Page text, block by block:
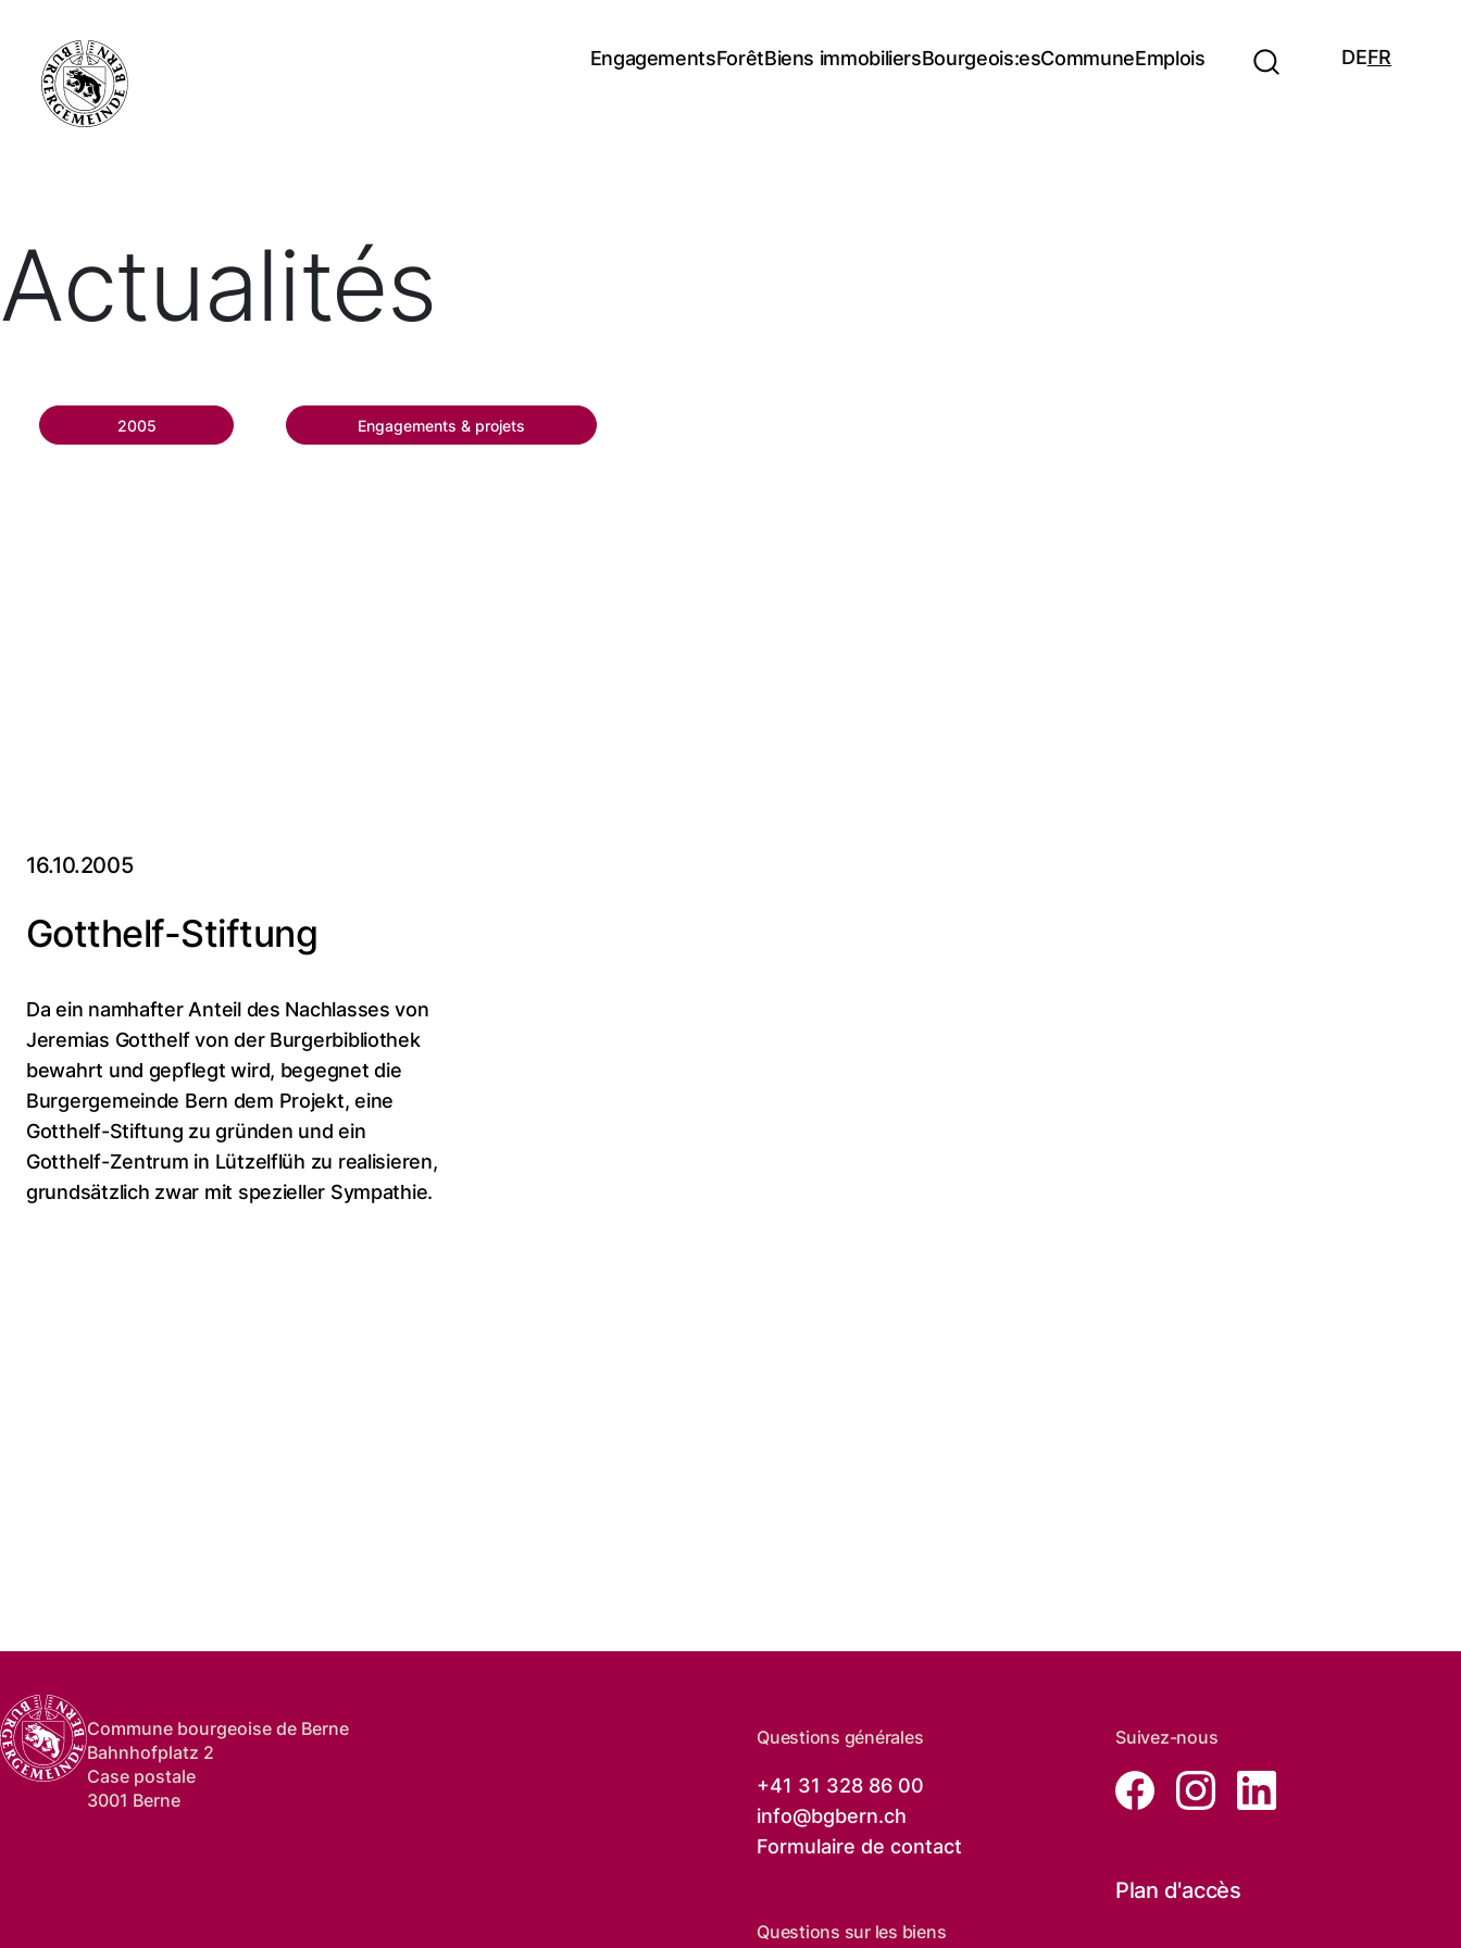
EngagementsForêtBiens immobiliersBourgeois:esCommuneEmplois DEFR
Actualités
2005 Engagements & projets
16.10.2005
Gotthelf-Stiftung
Da ein namhafter Anteil des Nachlasses von
Jeremias Gotthelf von der Burgerbibliothek
bewahrt und gepflegt wird, begegnet die
Burgergemeinde Bern dem Projekt, eine
Gotthelf-Stiftung zu gründen und ein
Gotthelf-Zentrum in Lützelflüh zu realisieren,
grundsätzlich zwar mit spezieller Sympathie.
Commune bourgeoise de Berne
Bahnhofplatz 2
Case postale
3001 Berne
Questions générales
+41 31 328 86 00
info@bgbern.ch
Formulaire de contact
Questions sur les biens
Suivez-nous
Plan d'accès